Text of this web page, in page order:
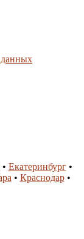
данных
• Екатеринбург•
• Краснодар•